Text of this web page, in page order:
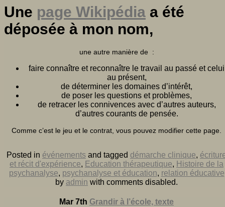
Une page Wikipédia a été
déposée à mon nom,
une autre manière de :
faire connaître et reconnaître le travail au passé et celui
au présent,
de déterminer les domaines d’intérêt,
de poser les questions et problèmes,
de retracer les connivences avec d’autres auteurs,
d’autres courants de pensée.
Comme c’est le jeu et le contrat, vous pouvez modifier cette page.
Posted in événements and tagged démarche clinique,
et récit d'expérience, Education thérapeutique, Histoire de la
psychanalyse, psychanalyse et éducation, relation éducative
by admin with comments disabled.
Mar 7th Grandir à l’école, texte